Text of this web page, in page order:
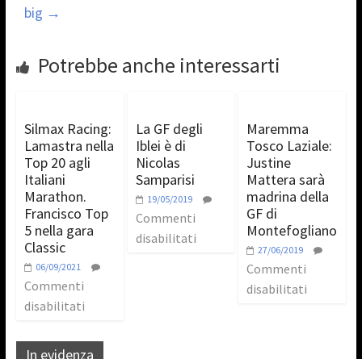
big →
Potrebbe anche interessarti
Silmax Racing:
Lamastra nella
Top 20 agli
Italiani
Marathon.
Francisco Top
5 nella gara
Classic
06/09/2021
Commenti
disabilitati
La GF degli
Iblei è di
Nicolas
Samparisi
19/05/2019
Commenti
disabilitati
Maremma
Tosco Laziale:
Justine
Mattera sarà
madrina della
GF di
Montefogliano
27/06/2019
Commenti
disabilitati
In evidenza